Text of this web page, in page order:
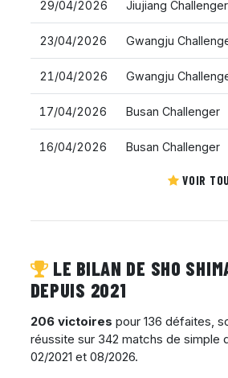
29/04/2026 Jiujiang Challenger
23/04/2026 Gwangju
21/04/2026 Gwangju
17/04/2026 Busan Challenger
16/04/2026 Busan Challenger
VOIR
LE BILAN DE SHO
DEPUIS 2021
206 victoires pour 136 défaites,
réussite sur 342 matchs de simple
02/2021 et 08/2026.